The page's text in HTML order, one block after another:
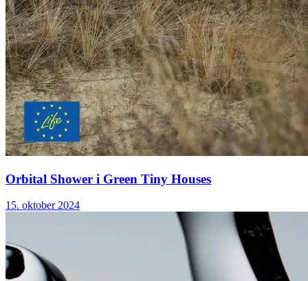
Orbital Shower i Green Tiny Houses
15. oktober 2024